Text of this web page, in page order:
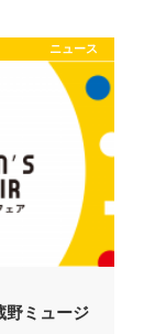
ニュース
野ミュージ